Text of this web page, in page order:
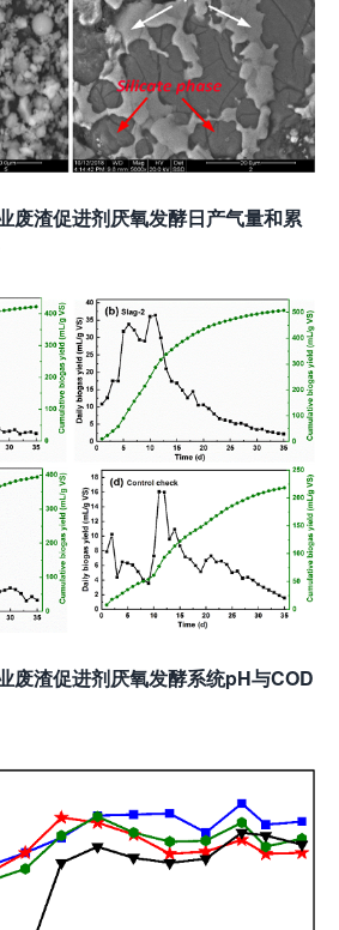
废渣促进剂厌氧发酵日产气量和累
废渣促进剂厌氧发酵系统pH与COD